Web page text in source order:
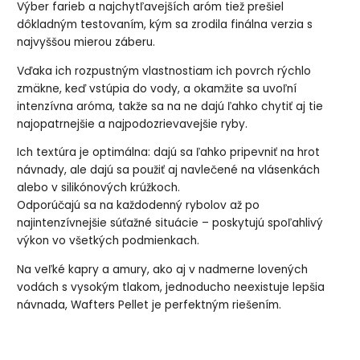
Výber farieb a najchytľavejších aróm tiež prešiel
dôkladným testovaním, kým sa zrodila finálna verzia s
najvyššou mierou záberu.
Vďaka ich rozpustným vlastnostiam ich povrch rýchlo
zmäkne, keď vstúpia do vody, a okamžite sa uvoľní
intenzívna aróma, takže sa na ne dajú ľahko chytiť aj tie
najopatrnejšie a najpodozrievavejšie ryby.
Ich textúra je optimálna: dajú sa ľahko pripevniť na hrot
návnady, ale dajú sa použiť aj navlečené na vlásenkách
alebo v silikónových krúžkoch.
Odporúčajú sa na každodenný rybolov až po
najintenzívnejšie súťažné situácie – poskytujú spoľahlivý
výkon vo všetkých podmienkach.
Na veľké kapry a amury, ako aj v nadmerne lovených
vodách s vysokým tlakom, jednoducho neexistuje lepšia
návnada, Wafters Pellet je perfektným riešením.